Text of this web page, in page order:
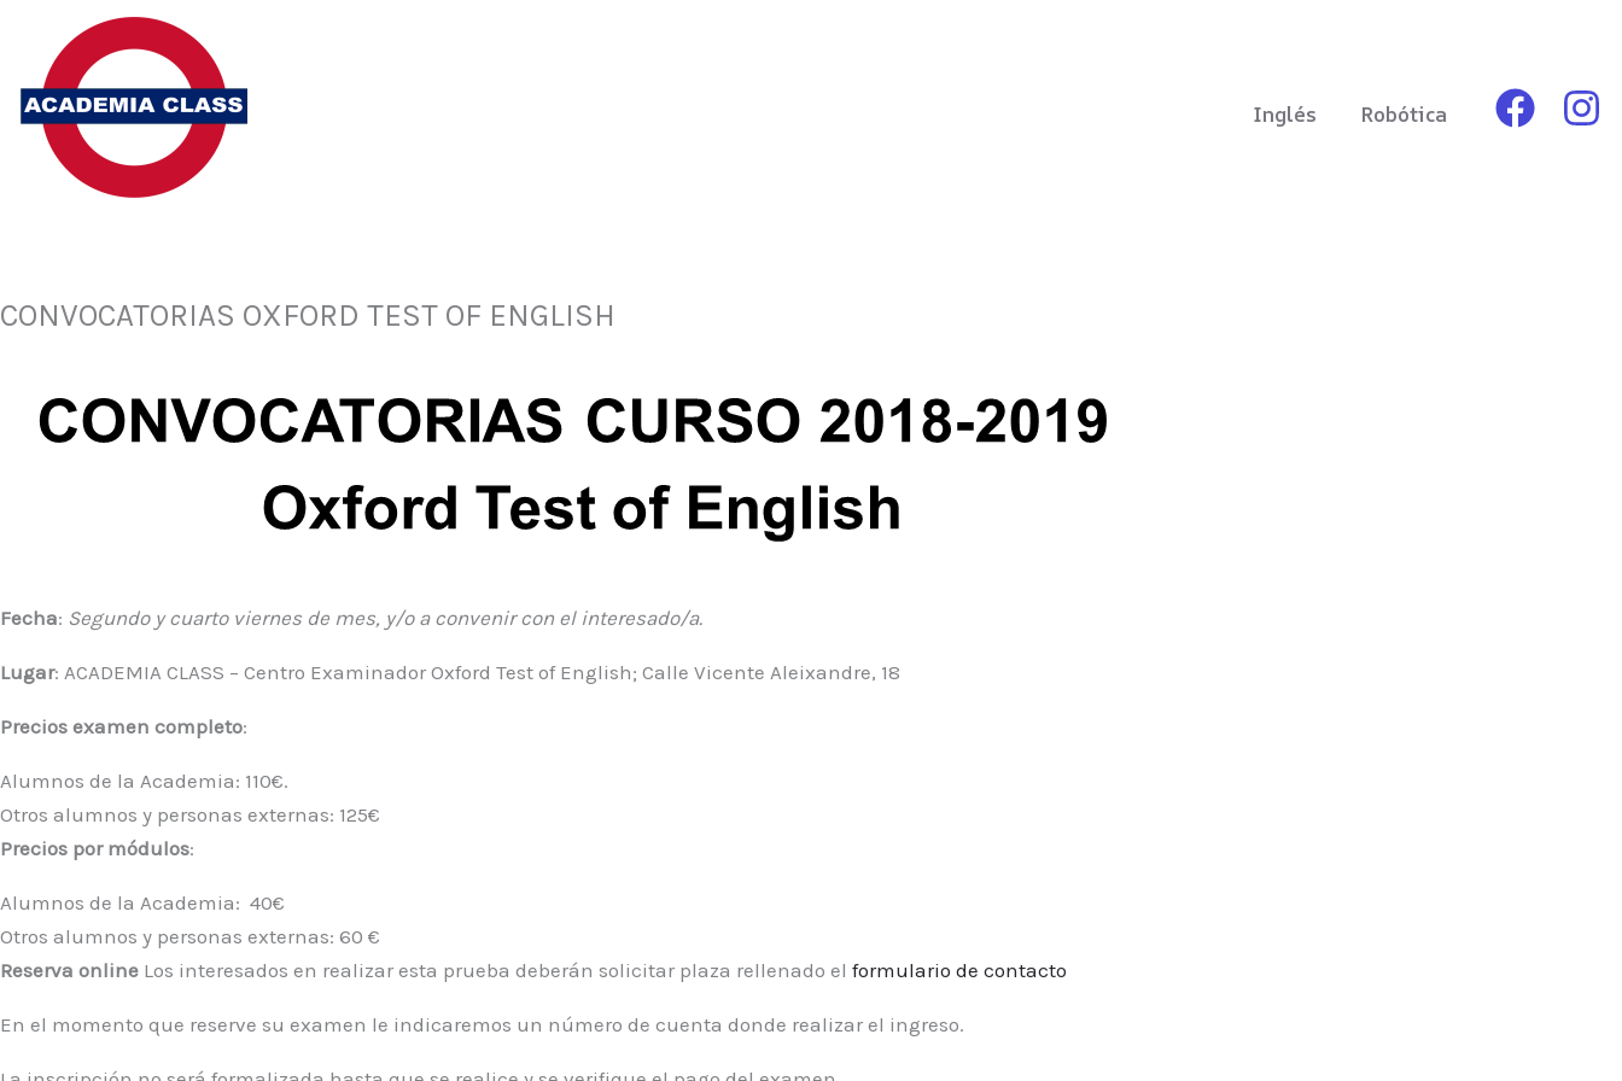
contenido
Inglés Robótica
CONVOCATORIAS OXFORD TEST OF ENGLISH
Fecha: Segundo y cuarto viernes de mes, y/o a convenir con el interesado/a.
Lugar: ACADEMIA CLASS – Centro Examinador Oxford Test of English; Calle Vicente Aleixandre, 18
Precios examen completo:
Alumnos de la Academia: 110€.
Otros alumnos y personas externas: 125€
Precios por módulos:
Alumnos de la Academia: 40€
Otros alumnos y personas externas: 60 €
Reserva online Los interesados en realizar esta prueba deberán solicitar plaza rellenado el formulario de contacto
En el momento que reserve su examen le indicaremos un número de cuenta donde realizar el ingreso.